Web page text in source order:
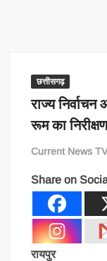
छत्तीसगढ़
राज्य
रूम का
Current News
Share on
रायपुर